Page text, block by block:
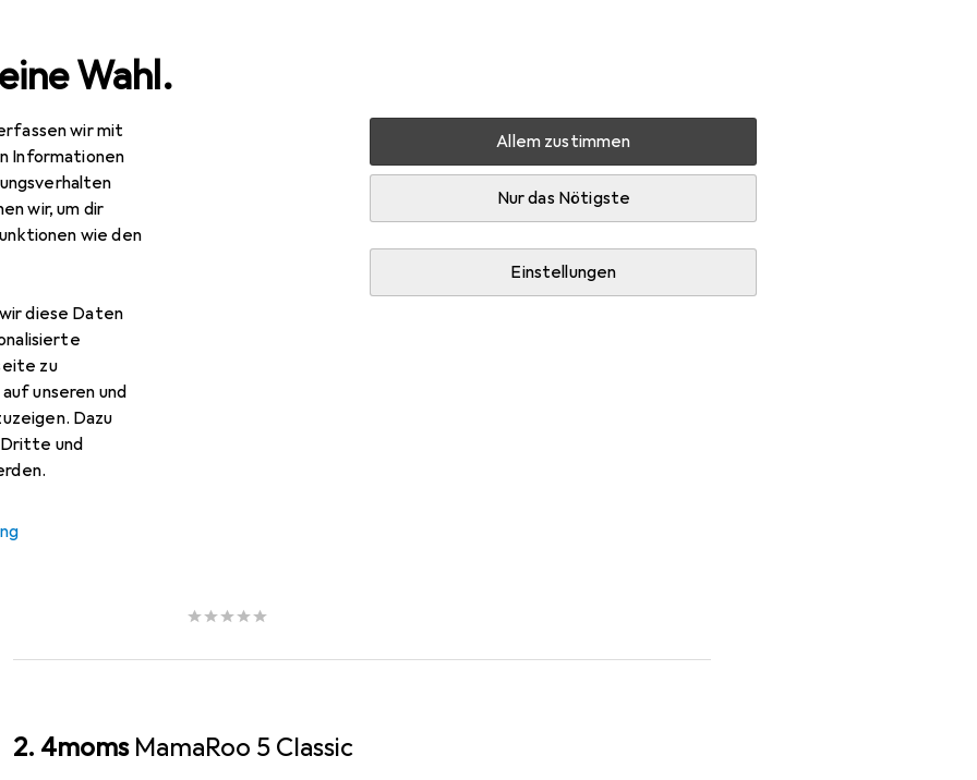
Wahl.
wir mit
Informationen
wir, um dir
wie den
diese Daten
zu
unseren und
Dazu
und
Allem zustimmen
Nur das Nötigste
Einstellungen
Bestseller Babywippen
Diese Seite bleibt immer aktuell und wird automatisch aktualisiert. i
1. CybexLemo Bouncer
Cybex Lemo Wippe. Füttern. Schlafen. Wippen. Der Lemo Bouncer kann
entweder einzeln mit dem Bouncer Stand oder in Kombination mit
dem Lemo Hochstuhl (nur in Verbindung
2. 4momsMamaRoo 5 Classic